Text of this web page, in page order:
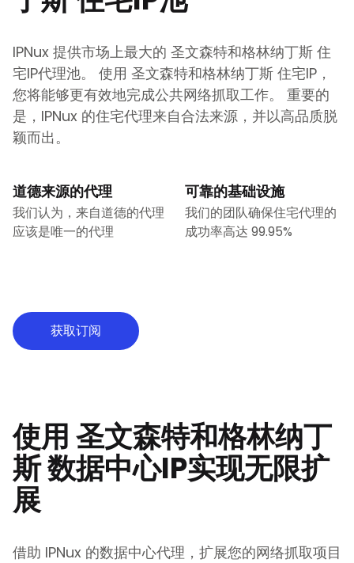
IPNux 提供市场上最大的 圣文森特和格林纳丁斯 住
宅IP代理池。 使用 圣文森特和格林纳丁斯 住宅IP，
您将能够更有效地完成公共网络抓取工作。 重要的
是，IPNux 的住宅代理来自合法来源，并以高品质脱
颖而出。
道德来源的代理
我们认为，来自道德的代理
应该是唯一的代理
可靠的基础设施
我们的团队确保住宅代理的
成功率高达 99.95%
获取订阅
使用圣文森特和格林纳丁
斯数据中心IP实现无限扩
展
借助 IPNux 的数据中心代理，扩展您的网络抓取项目